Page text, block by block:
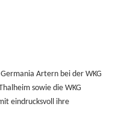
Artern bei der WKG
sowie die WKG
eindrucksvoll ihre